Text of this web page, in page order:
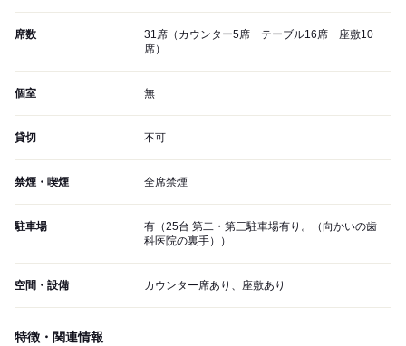
席数
31席（カウンター5席 テーブル16席 座敷10
席）
個室 無
貸切 不可
禁煙・喫煙 全席禁煙
駐車場
有（25台 第二・第三駐車場有り。（向かいの歯
科医院の裏手））
空間・設備 カウンター席あり、座敷あり
特徴・関連情報